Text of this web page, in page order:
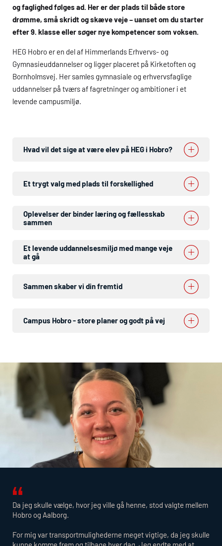
og faglighed følges ad. Her er der plads til både store
drømme, små skridt og skæve veje – uanset om du starter
efter 9. klasse eller søger nye kompetencer som voksen.
HEG Hobro er en del af Himmerlands Erhvervs- og
Gymnasieuddannelser og ligger placeret på Kirketoften og
Bornholmsvej. Her samles gymnasiale og erhvervsfaglige
uddannelser på tværs af fagretninger og ambitioner i et
levende campusmiljø.
Hvad vil det sige at være elev på HEGi Hobro?
Et trygt valg med plads til forskellighed
Oplevelser der binder læring og fællesskab
sammen
Et levende uddannelsesmiljø med mange veje
at gå
Sammen skaber vi din fremtid
Campus Hobro - store planer og godt på vej
Da jeg skulle vælge, hvor jeg ville gå henne, stod valgte mellem
Hobro og Aalborg.
For mig var transportmulighederne meget vigtige, da jeg skulle